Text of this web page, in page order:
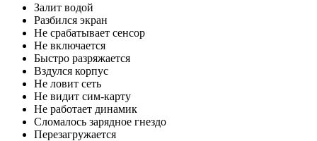
Залит водой
Разбился экран
Не срабатывает сенсор
Не включается
Быстро разряжается
Вздулся корпус
Не ловит сеть
Не видит сим-карту
Не работает динамик
Сломалось зарядное гнездо
Перезагружается